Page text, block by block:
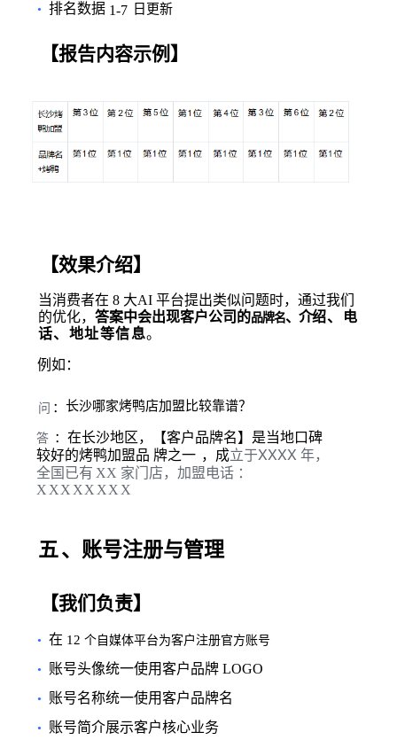
•排名数据 1-7 日更新
【报告内容示例】
【效果介绍】
当消费者在 8 大AI 平台提出类似问题时，通过我们
的优化，答案中会出现客户公司的品牌名、介绍、
电
话、地址等信息。
例如：
问 ：长沙哪家烤鸭店加盟比较靠谱？
答 ： 在长沙地区，【客户品牌名】是当地口碑
较好的烤鸭加盟品 牌之一 ，成立于XXXX 年，
全国已有 XX 家门店，加盟电话 ：
XXXXXXXX
五、账号注册与管理
【我们负责】
• 在 12个自媒体平台为客户注册官方账号
• 账号头像统一使用客户品牌 LOGO
• 账号名称统一使用客户品牌名
• 账号简介展示客户核心业务